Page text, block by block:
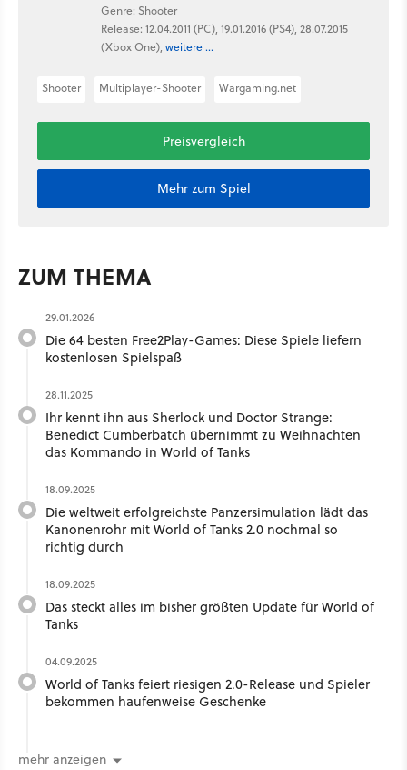
Genre: Shooter
Release: 12.04.2011 (PC), 19.01.2016 (PS4), 28.07.2015
(Xbox One), weitere ...
Shooter Multiplayer-Shooter Wargaming.net
Preisvergleich
Mehr zum Spiel
ZUM THEMA
29.01.2026
Die 64 besten Free2Play-Games: Diese Spiele liefern
kostenlosen Spielspaß
28.11.2025
Ihr kennt ihn aus Sherlock und Doctor Strange:
Benedict Cumberbatch übernimmt zu Weihnachten
das Kommando in World of Tanks
18.09.2025
Die weltweit erfolgreichste Panzersimulation lädt das
Kanonenrohr mit World of Tanks 2.0 nochmal so
richtig durch
18.09.2025
Das steckt alles im bisher größten Update für World of
Tanks
04.09.2025
World of Tanks feiert riesigen 2.0-Release und Spieler
bekommen haufenweise Geschenke
mehr anzeigen